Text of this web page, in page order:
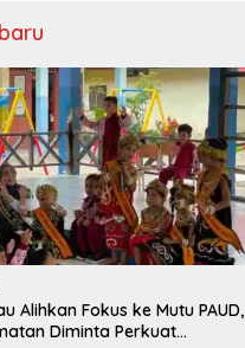
Alihkan Fokus ke Mutu PAUD,
Diminta Perkuat